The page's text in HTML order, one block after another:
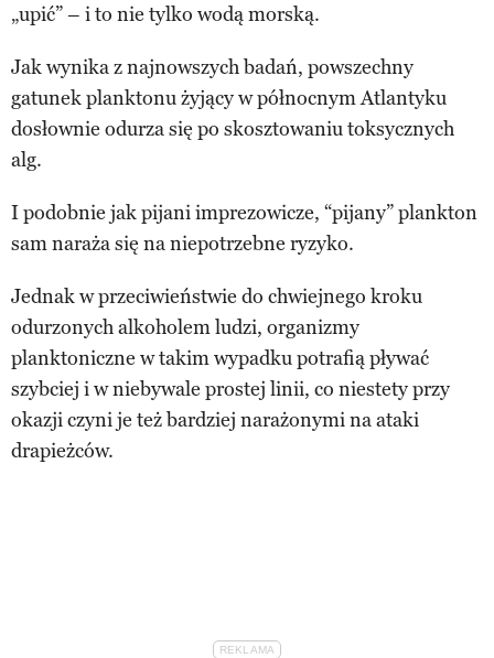
„upić” – i to nie tylko wodą morską.
Jak wynika z najnowszych badań, powszechny
gatunek planktonu żyjący w północnym Atlantyku
dosłownie odurza się po skosztowaniu toksycznych
alg.
I podobnie jak pijani imprezowicze, “pijany” plankton
sam naraża się na niepotrzebne ryzyko.
Jednak w przeciwieństwie do chwiejnego kroku
odurzonych alkoholem ludzi, organizmy
planktoniczne w takim wypadku potrafią pływać
szybciej i w niebywale prostej linii, co niestety przy
okazji czyni je też bardziej narażonymi na ataki
drapieżców.